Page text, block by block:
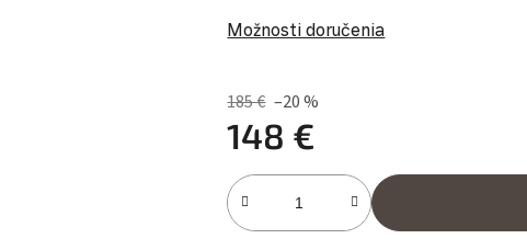
Možnosti doručenia
185 € –20 %
148 €
Jednotková cena: